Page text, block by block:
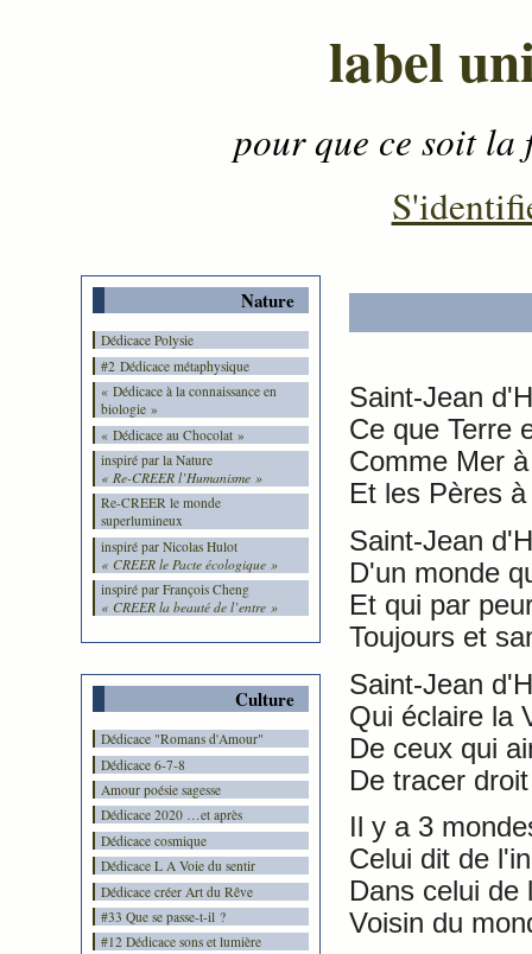
label
pour que ce soit
Nature
Dédicace Polysie
#2 Dédicace métaphysique
« Dédicace à la connaissance en
biologie »
« Dédicace au Chocolat »
inspiré par la Nature
« Re-CREER l’Humanisme »
Re-CREER le monde
superlumineux
inspiré par Nicolas Hulot
« CREER le Pacte écologique »
inspiré par François Cheng
« CREER la beauté de l’entre »
Culture
Dédicace "Romans d'Amour"
Dédicace 6-7-8
Amour poésie sagesse
Dédicace 2020 …et après
Dédicace cosmique
Dédicace L A Voie du sentir
Dédicace créer Art du Rêve
#33 Que se passe-t-il ?
#12 Dédicace sons et lumière
Saint-Jean
Ce que Terre
Comme Mer
Et les Pères
Saint-Jean
D'un monde
Et qui par
Toujours et
Saint-Jean
Qui éclaire la
De ceux qui
De tracer
Il y a 3
Celui dit de
Dans celui de
Voisin du